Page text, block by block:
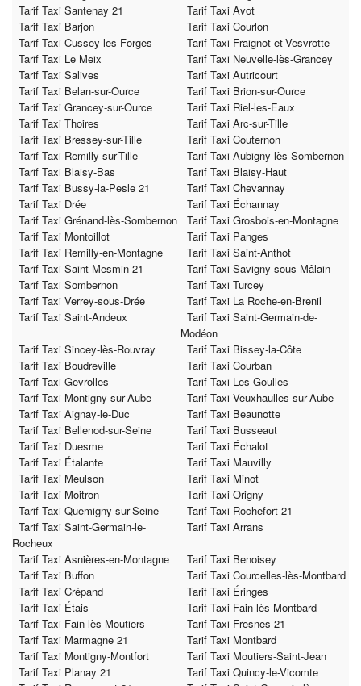
Tarif Taxi Santenay 21
Tarif Taxi Avot
Tarif Taxi Barjon
Tarif Taxi Courlon
Tarif Taxi Cussey-les-Forges
Tarif Taxi Fraignot-et-Vesvrotte
Tarif Taxi Le Meix
Tarif Taxi Neuvelle-lès-Grancey
Tarif Taxi Salives
Tarif Taxi Autricourt
Tarif Taxi Belan-sur-Ource
Tarif Taxi Brion-sur-Ource
Tarif Taxi Grancey-sur-Ource
Tarif Taxi Riel-les-Eaux
Tarif Taxi Thoires
Tarif Taxi Arc-sur-Tille
Tarif Taxi Bressey-sur-Tille
Tarif Taxi Couternon
Tarif Taxi Remilly-sur-Tille
Tarif Taxi Aubigny-lès-Sombernon
Tarif Taxi Blaisy-Bas
Tarif Taxi Blaisy-Haut
Tarif Taxi Bussy-la-Pesle 21
Tarif Taxi Chevannay
Tarif Taxi Drée
Tarif Taxi Échannay
Tarif Taxi Grénand-lès-Sombernon
Tarif Taxi Grosbois-en-Montagne
Tarif Taxi Montoillot
Tarif Taxi Panges
Tarif Taxi Remilly-en-Montagne
Tarif Taxi Saint-Anthot
Tarif Taxi Saint-Mesmin 21
Tarif Taxi Savigny-sous-Mâlain
Tarif Taxi Sombernon
Tarif Taxi Turcey
Tarif Taxi Verrey-sous-Drée
Tarif Taxi La Roche-en-Brenil
Tarif Taxi Saint-Andeux
Tarif Taxi Saint-Germain-de-
Modéon
Tarif Taxi Sincey-lès-Rouvray
Tarif Taxi Bissey-la-Côte
Tarif Taxi Boudreville
Tarif Taxi Courban
Tarif Taxi Gevrolles
Tarif Taxi Les Goulles
Tarif Taxi Montigny-sur-Aube
Tarif Taxi Veuxhaulles-sur-Aube
Tarif Taxi Aignay-le-Duc
Tarif Taxi Beaunotte
Tarif Taxi Bellenod-sur-Seine
Tarif Taxi Busseaut
Tarif Taxi Duesme
Tarif Taxi Échalot
Tarif Taxi Étalante
Tarif Taxi Mauvilly
Tarif Taxi Meulson
Tarif Taxi Minot
Tarif Taxi Moitron
Tarif Taxi Origny
Tarif Taxi Quemigny-sur-Seine
Tarif Taxi Rochefort 21
Tarif Taxi Saint-Germain-le-
Rocheux
Tarif Taxi Arrans
Tarif Taxi Asnières-en-Montagne
Tarif Taxi Benoisey
Tarif Taxi Buffon
Tarif Taxi Courcelles-lès-Montbard
Tarif Taxi Crépand
Tarif Taxi Éringes
Tarif Taxi Étais
Tarif Taxi Fain-lès-Montbard
Tarif Taxi Fain-lès-Moutiers
Tarif Taxi Fresnes 21
Tarif Taxi Marmagne 21
Tarif Taxi Montbard
Tarif Taxi Montigny-Montfort
Tarif Taxi Moutiers-Saint-Jean
Tarif Taxi Planay 21
Tarif Taxi Quincy-le-Vicomte